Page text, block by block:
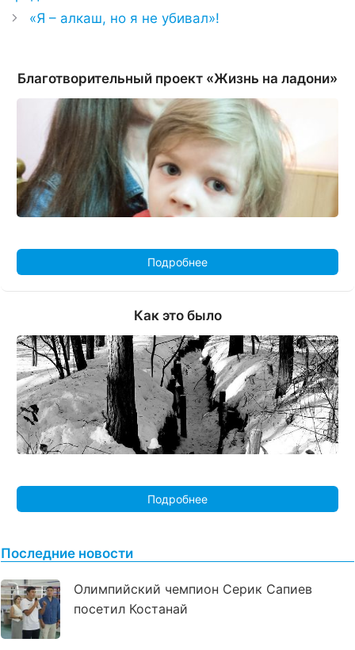
«Я – алкаш, но я не убивал»!
Благотворительный проект «Жизнь на ладони»
Подробнее
Как это было
Подробнее
Последние новости
Олимпийский чемпион Серик Сапиев
посетил Костанай